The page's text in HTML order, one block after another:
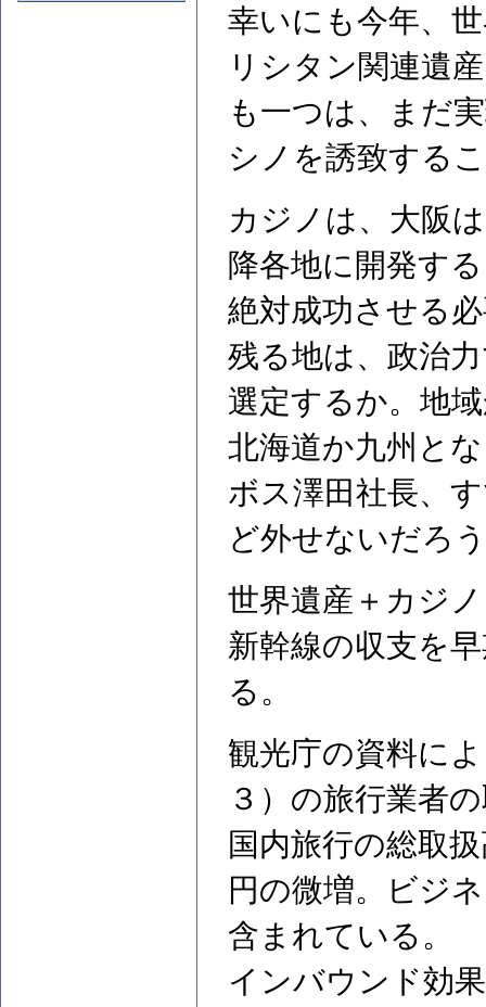
幸いにも今年、
リシタン関連遺
も一つは、まだ
シノを誘致する
カジノは、大阪
降各地に開発す
絶対成功させる
残る地は、政治
選定するか。地
北海道か九州と
ボス澤田社長、
ど外せないだろ
世界遺産＋カジ
新幹線の収支を
る。
観光庁の資料に
３）の旅行業者
国内旅行の総取
円の微増。ビジ
含まれている。
インバウンド効